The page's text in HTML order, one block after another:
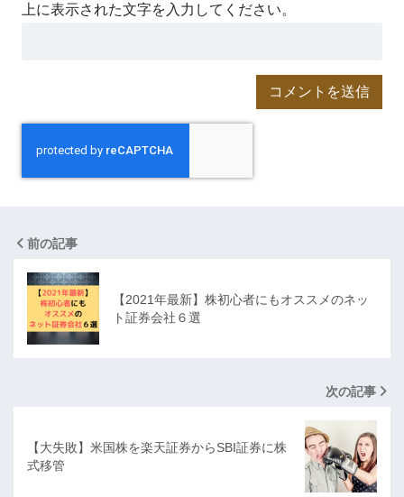
上に表示された文字を入力してください。
前の記事
【2021年最新】株初心者にもオススメのネッ
ト証券会社６選
次の記事
【大失敗】米国株を楽天証券からSBI証券に株
式移管